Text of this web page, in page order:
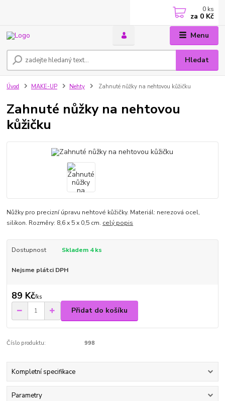
Menu
Hledat
0 ks
za 0 Kč
Úvod MAKE-UP Nehty Zahnuté nůžky na nehtovou kůžičku
Zahnuté nůžky na nehtovou
kůžičku
Nůžky pro precizní úpravu nehtové kůžičky. Materiál: nerezová ocel,
silikon. Rozměry: 8,6 x 5 x 0,5 cm. celý popis
Dostupnost Skladem 4 ks
Nejsme plátci DPH
89 Kč/ks
Přidat do košíku
Číslo produktu: 998
Kompletní specifikace
Parametry